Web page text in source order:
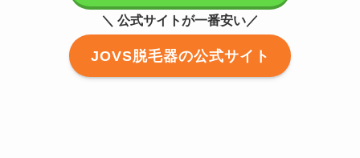
＼ 公式サイトが一番安い／
JOVS脱毛器の公式サイト